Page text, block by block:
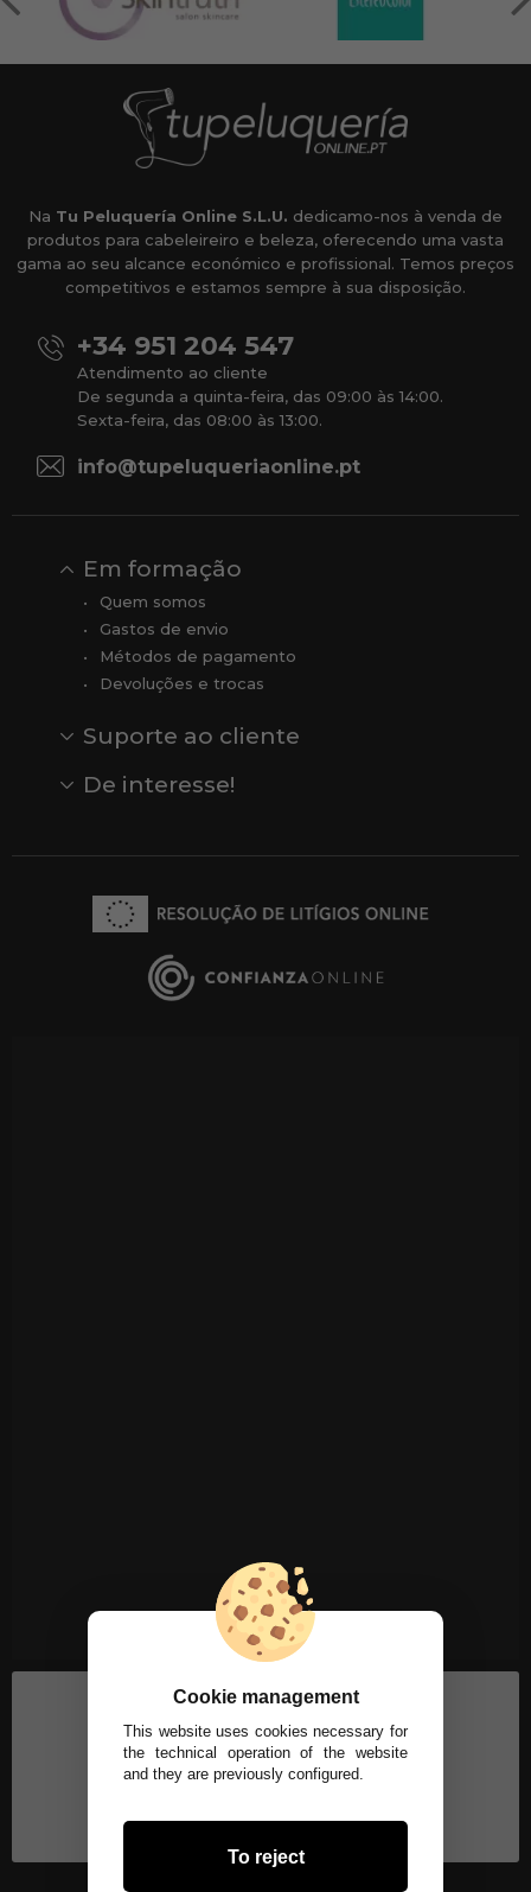
Na Tu Peluquería Online S.L.U. dedicamo-nos à venda de
produtos para cabeleireiro e beleza, oferecendo uma vasta
gama ao seu alcance económico e profissional. Temos preços
competitivos e estamos sempre à sua disposição.
+34 951 204 547
Atendimento ao cliente
De segunda a quinta-feira, das 09:00 às 14:00.
Sexta-feira, das 08:00 às 13:00.
info@tupeluqueriaonline.pt
Em formação
Quem somos
Gastos de envio
Métodos de pagamento
Devoluções e trocas
Suporte ao cliente
Comentários
Comentários do Google
De interesse!
Cookie management
This website uses cookies necessary for
the technical operation of the website
and they are previously configured.
To reject